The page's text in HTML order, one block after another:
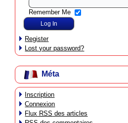
Remember Me
Register
Lost your password?
Méta
Inscription
Connexion
Flux RSS des articles